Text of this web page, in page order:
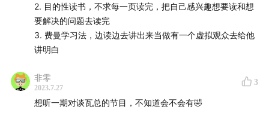
希望参与正在发生的AI革命的创业者提供了许多实用的建
【主持人】谢岩 真格基金投资副总裁
【嘉宾】戴雨森 真格基金管理合伙人
2. 目的性读书，不求每一页读完，把自己感兴趣想要读和想
要解决的问题去读完
3. 费曼学习法，边读边去讲出来当做有一个虚拟观众去给他
讲明白
非零
2023.7.27
3
想听一期对谈瓦总的节目，不知道会不会有🤣